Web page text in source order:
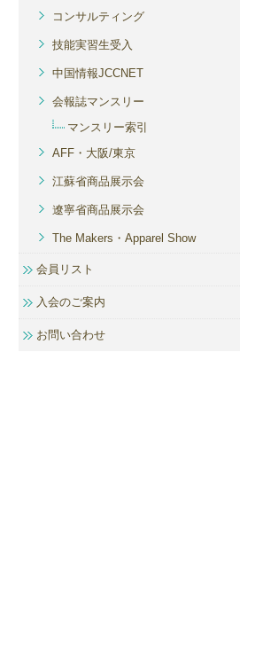
コンサルティング
技能実習生受入
中国情報JCCNET
会報誌マンスリー
マンスリー索引
AFF・大阪/東京
江蘇省商品展示会
遼寧省商品展示会
The Makers・Apparel Show
会員リスト
入会のご案内
お問い合わせ